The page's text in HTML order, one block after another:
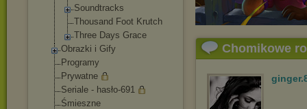
Soundtracks
Thousand Foot Krutch
Three Days Grace
Obrazki i Gify
Programy
Prywatne
Seriale - hasło-691
Śmieszne
Chomikowe